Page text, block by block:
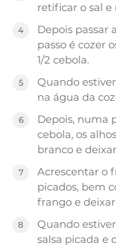
retificar o sal e
Depois passar
passo é cozer
1/2 cebola.
Quando
na água da
Depois, numa
cebola, os
branco e
Acrescentar o
picados, bem
frango e
Quando
salsa picada e